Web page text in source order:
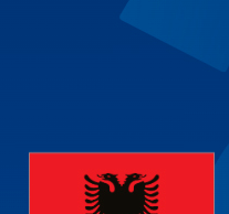
Читать далее